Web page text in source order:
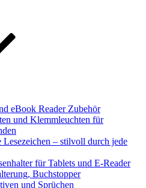
eBook Reader Zubehör
und Klemmleuchten für
Lesezeichen – stilvoll durch jede
für Tablets und E-Reader
Buchstopper
und Sprüchen